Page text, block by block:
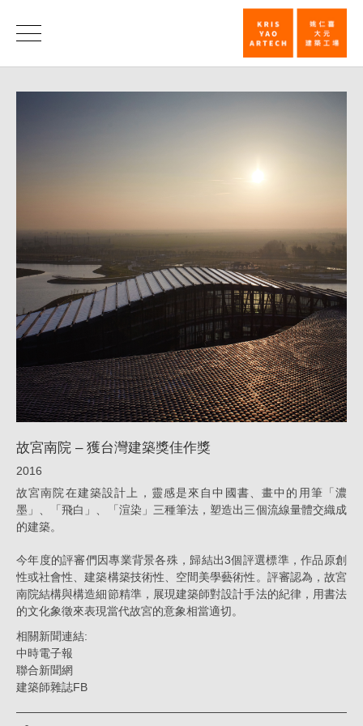
故
宮
南
院
–
獲
台
灣
建
築
獎
佳
作
獎
_
|
姚
喜
｜
大
消
故宮南院 – 獲台灣建築獎佳作獎
2016
故宮南院在建築設計上，靈感是來自中國書、畫中的用筆「濃
墨」、「飛白」、「渲染」三種筆法，塑造出三個流線量體交織成
的建築。
今年度的評審們因專業背景各殊，歸結出3個評選標準，作品原創
性或社會性、建築構築技術性、空間美學藝術性。評審認為，故宮
南院結構與構造細節精準，展現建築師對設計手法的紀律，用書法
的文化象徵來表現當代故宮的意象相當適切。
相關新聞連結:
中時電子報
聯合新聞網
建築師雜誌FB